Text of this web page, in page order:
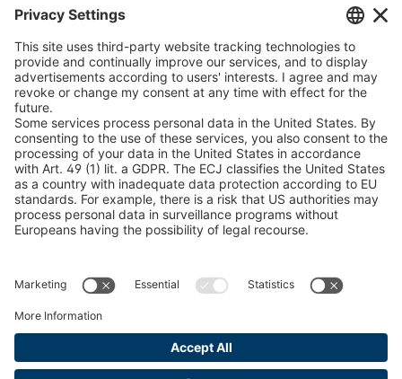
Lifting Beam Configurator
Find Forestry Products
Catalogi
JURIDISCHE INFORMATIE
Certificaten
Overeenkomst inhoudsopgave
Algemene voorwaarden
Verklaring gegevensbescherming